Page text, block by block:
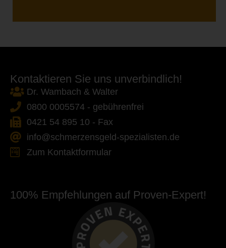
Kontaktieren Sie uns unverbindlich!
Dr. Wambach & Walter
0800 0005574 - gebührenfrei
0421 54 895 10 - Fax
info@schmerzensgeld-spezialisten.de
Zum Kontaktformular
100% Empfehlungen auf Proven-Expert!